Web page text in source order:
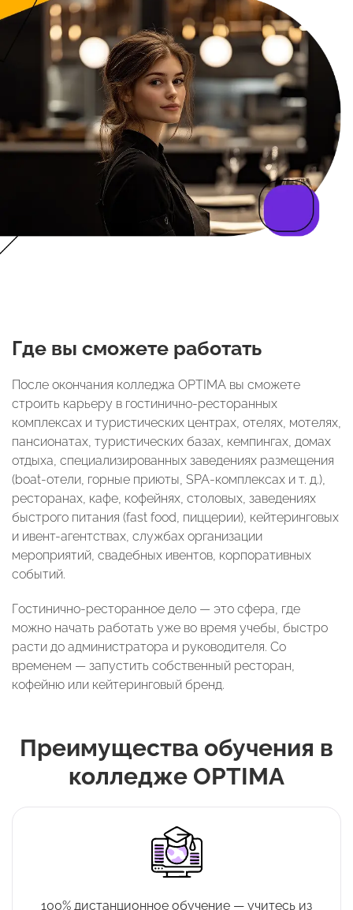
Где вы сможете работать
После окончания колледжа OPTIMA вы сможете
строить карьеру в гостинично-ресторанных
комплексах и туристических центрах, отелях, мотелях,
пансионатах, туристических базах, кемпингах, домах
отдыха, специализированных заведениях размещения
(boat-отели, горные приюты, SPA-комплексах и т. д.),
ресторанах, кафе, кофейнях, столовых, заведениях
быстрого питания (fast food, пиццерии), кейтеринговых
и ивент-агентствах, службах организации
мероприятий, свадебных ивентов, корпоративных
событий.
Гостинично-ресторанное дело — это сфера, где
можно начать работать уже во время учебы, быстро
расти до администратора и руководителя. Со
временем — запустить собственный ресторан,
кофейню или кейтеринговый бренд.
Преимущества обучения в
колледже OPTIMA
100% дистанционное обучение — учитесь из